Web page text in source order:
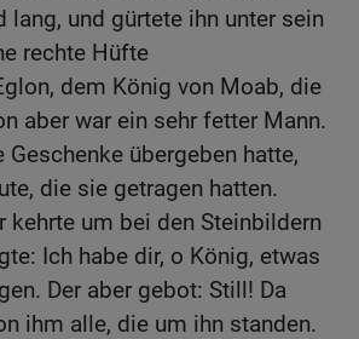
lang, und gürtete ihn unter sein
rechte Hüfte
dem König von Moab, die
aber war ein sehr fetter Mann.
Geschenke übergeben hatte,
die sie getragen hatten.
kehrte um bei den Steinbildern
Ich habe dir, o König, etwas
Der aber gebot: Still! Da
ihm alle, die um ihn standen.